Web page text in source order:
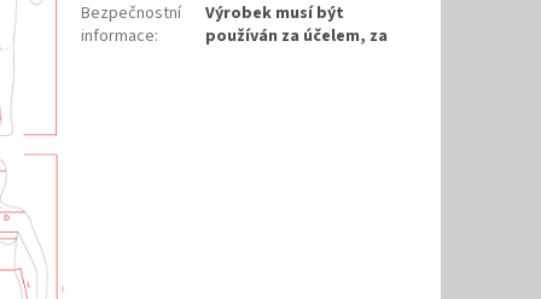
Bezpečnostní
informace:
Výrobek musí být
používán za účelem, za